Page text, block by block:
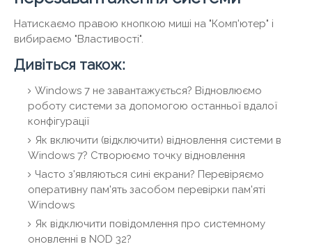
Натискаємо правою кнопкою миші на "Комп'ютер" і
вибираємо "Властивості".
Дивіться також:
Windows 7 не завантажується? Відновлюємо
роботу системи за допомогою останньої вдалої
конфігурації
Як включити (відключити) відновлення системи в
Windows 7? Створюємо точку відновлення
Часто з'являються сині екрани? Перевіряємо
оперативну пам'ять засобом перевірки пам'яті
Windows
Як відключити повідомлення про системному
оновленні в NOD 32?